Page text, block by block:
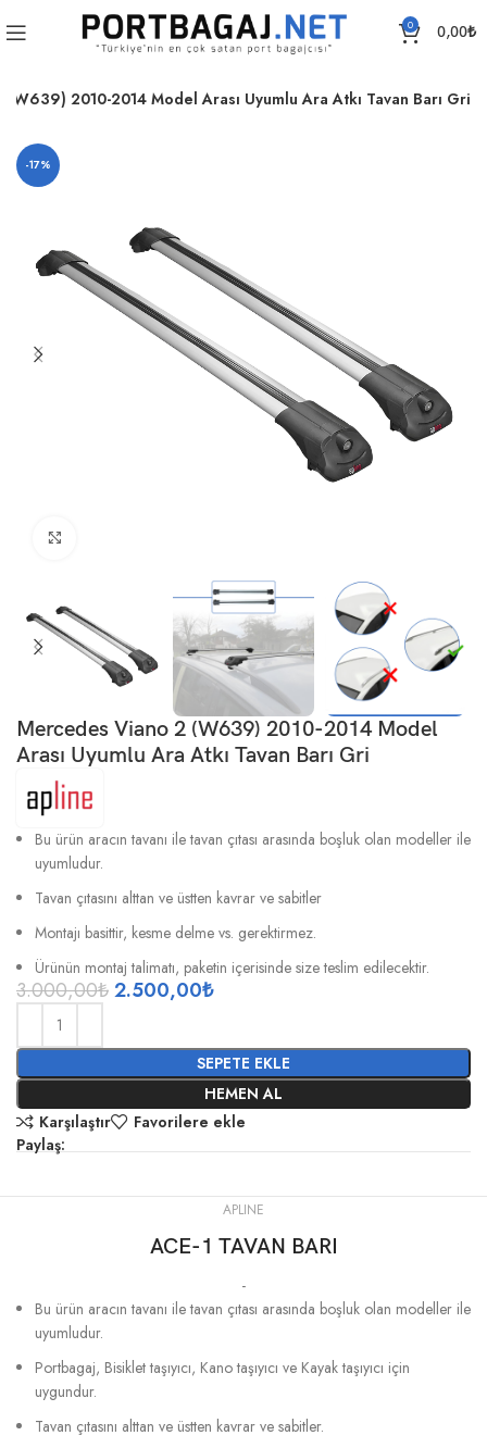
0 0,00₺
2010-2014 Model Arası Uyumlu Ara Atkı Tavan Barı Gri
-17%
Mercedes Viano 2 (W639) 2010-2014 Model
Arası Uyumlu Ara Atkı Tavan Barı Gri
Bu ürün aracın tavanı ile tavan çıtası arasında boşluk olan modeller ile
uyumludur.
Tavan çıtasını alttan ve üstten kavrar ve sabitler
Montajı basittir, kesme delme vs. gerektirmez.
Ürünün montaj talimatı, paketin içerisinde size teslim edilecektir.
3.000,00₺2.500,00₺
SEPETE EKLE
HEMEN AL
Karşılaştır
Favorilere ekle
Paylaş:
APLINE
ACE-1 TAVAN BARI
-
Bu ürün aracın tavanı ile tavan çıtası arasında boşluk olan modeller ile
uyumludur.
Portbagaj, Bisiklet taşıyıcı, Kano taşıyıcı ve Kayak taşıyıcı için
uygundur.
Tavan çıtasını alttan ve üstten kavrar ve sabitler.